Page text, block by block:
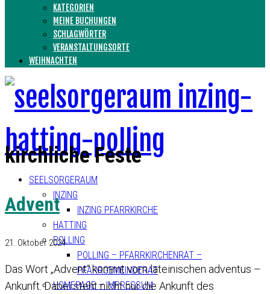
KATEGORIEN
MEINE BUCHUNGEN
SCHLAGWÖRTER
VERANSTALTUNGSORTE
WEIHNACHTEN
SEELSORGERAUM
INZING
INZING PFARRKIRCHE
HATTING
POLLING
POLLING – PFARRKIRCHENRAT –
PFARRGEMEINDERAT
HOMEPAGE – IMPRESSUM
kirchliche Feste
Advent
21. Oktober 2024
Das Wort „Advent“ kommt vom lateinischen adventus –
Ankunft. Dabei steht nicht nur die Ankunft des